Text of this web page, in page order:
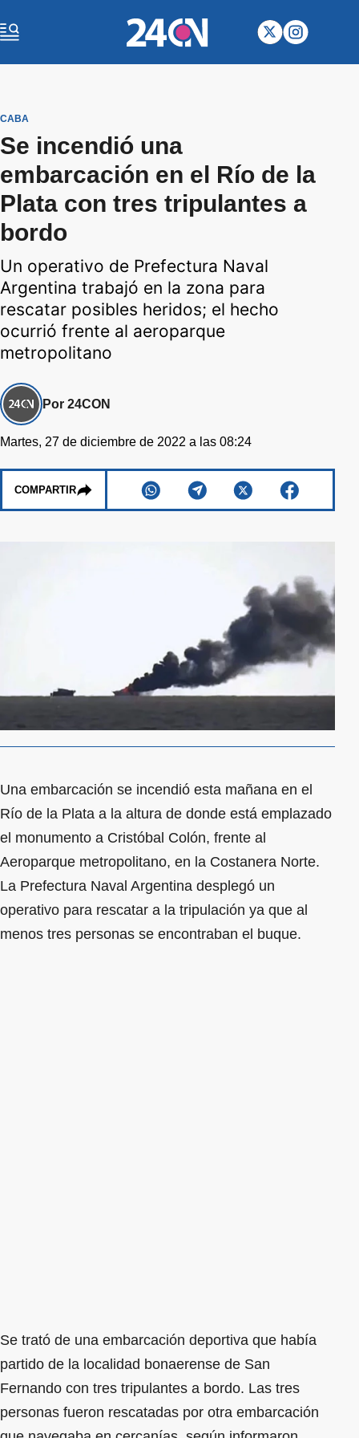
CABA
Se incendió una
embarcación en el Río de la
Plata con tres tripulantes a
bordo
Un operativo de Prefectura Naval
Argentina trabajó en la zona para
rescatar posibles heridos; el hecho
ocurrió frente al aeroparque
metropolitano
Por 24CON
Martes, 27 de diciembre de 2022 a las 08:24
COMPARTIR
Una embarcación se incendió esta mañana en el
Río de la Plata a la altura de donde está emplazado
el monumento a Cristóbal Colón, frente al
Aeroparque metropolitano, en la Costanera Norte.
La Prefectura Naval Argentina desplegó un
operativo para rescatar a la tripulación ya que al
menos tres personas se encontraban el buque.
Se trató de una embarcación deportiva que había
partido de la localidad bonaerense de San
Fernando con tres tripulantes a bordo. Las tres
personas fueron rescatadas por otra embarcación